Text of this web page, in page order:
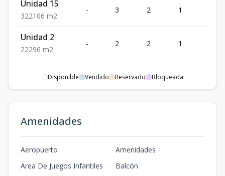
Unidad 15
322106 m2
- 3 2 1
Unidad 2
22296 m2
- 2 2 1
Disponible Vendido Reservado Bloqueada
Amenidades
Aeropuerto
Amenidades
Area De Juegos Infantiles
Balcón